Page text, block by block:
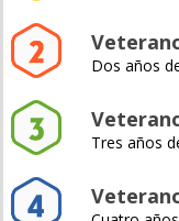
Dos años
Tres años